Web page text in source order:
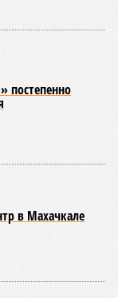
постепенно
в Махачкале